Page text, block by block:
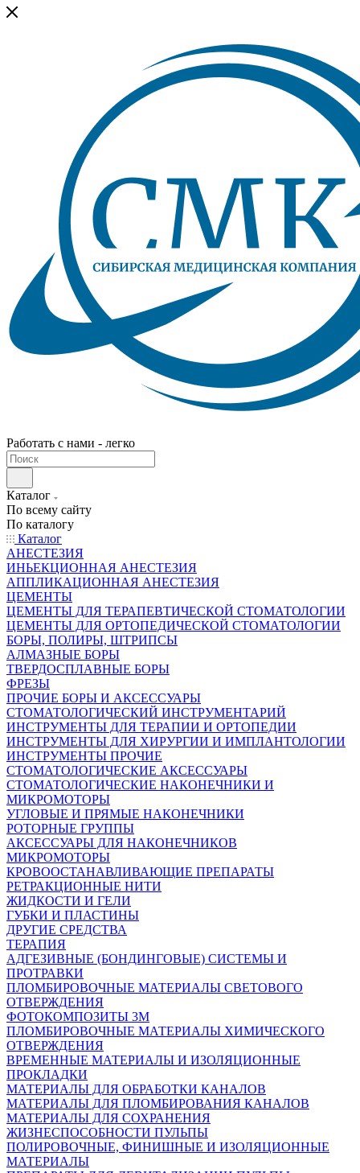
Работать с нами - легко
Каталог
По всему сайту
По каталогу
Каталог
АНЕСТЕЗИЯ
ИНЬЕКЦИОННАЯ АНЕСТЕЗИЯ
АППЛИКАЦИОННАЯ АНЕСТЕЗИЯ
ЦЕМЕНТЫ
ЦЕМЕНТЫ ДЛЯ ТЕРАПЕВТИЧЕСКОЙ СТОМАТОЛОГИИ
ЦЕМЕНТЫ ДЛЯ ОРТОПЕДИЧЕСКОЙ СТОМАТОЛОГИИ
БОРЫ, ПОЛИРЫ, ШТРИПСЫ
АЛМАЗНЫЕ БОРЫ
ТВЕРДОСПЛАВНЫЕ БОРЫ
ФРЕЗЫ
ПРОЧИЕ БОРЫ И АКСЕССУАРЫ
СТОМАТОЛОГИЧЕСКИЙ ИНСТРУМЕНТАРИЙ
ИНСТРУМЕНТЫ ДЛЯ ТЕРАПИИ И ОРТОПЕДИИ
ИНСТРУМЕНТЫ ДЛЯ ХИРУРГИИ И ИМПЛАНТОЛОГИИ
ИНСТРУМЕНТЫ ПРОЧИЕ
СТОМАТОЛОГИЧЕСКИЕ АКСЕССУАРЫ
СТОМАТОЛОГИЧЕСКИЕ НАКОНЕЧНИКИ И
МИКРОМОТОРЫ
УГЛОВЫЕ И ПРЯМЫЕ НАКОНЕЧНИКИ
РОТОРНЫЕ ГРУППЫ
АКСЕССУАРЫ ДЛЯ НАКОНЕЧНИКОВ
МИКРОМОТОРЫ
КРОВООСТАНАВЛИВАЮЩИЕ ПРЕПАРАТЫ
РЕТРАКЦИОННЫЕ НИТИ
ЖИДКОСТИ И ГЕЛИ
ГУБКИ И ПЛАСТИНЫ
ДРУГИЕ СРЕДСТВА
ТЕРАПИЯ
АДГЕЗИВНЫЕ (БОНДИНГОВЫЕ) СИСТЕМЫ И
ПРОТРАВКИ
ПЛОМБИРОВОЧНЫЕ МАТЕРИАЛЫ СВЕТОВОГО
ОТВЕРЖДЕНИЯ
ФОТОКОМПОЗИТЫ 3М
ПЛОМБИРОВОЧНЫЕ МАТЕРИАЛЫ ХИМИЧЕСКОГО
ОТВЕРЖДЕНИЯ
ВРЕМЕННЫЕ МАТЕРИАЛЫ И ИЗОЛЯЦИОННЫЕ
ПРОКЛАДКИ
МАТЕРИАЛЫ ДЛЯ ОБРАБОТКИ КАНАЛОВ
МАТЕРИАЛЫ ДЛЯ ПЛОМБИРОВАНИЯ КАНАЛОВ
МАТЕРИАЛЫ ДЛЯ СОХРАНЕНИЯ
ЖИЗНЕСПОСОБНОСТИ ПУЛЬПЫ
ПОЛИРОВОЧНЫЕ, ФИНИШНЫЕ И ИЗОЛЯЦИОННЫЕ
МАТЕРИАЛЫ